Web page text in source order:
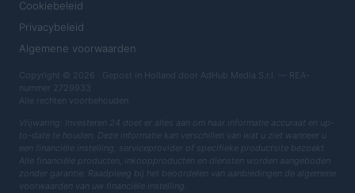
Cookiebeleid
Privacybeleid
Algemene voorwaarden
Copyright © 2026 · Gepost in Holland door AdHub Media S.r.l. — REA-
nummer 2729933
Alle rechten voorbehouden
Vrijwaring: Investeren 24 doet er alles aan om haar informatie accuraat en up-
to-date te houden. Deze informatie kan verschillen van wat u ziet wanneer u
een financiële instelling, serviceprovider of specifieke productsite bezoekt.
Alle financiële producten, inkoopproducten en diensten worden aangeboden
zonder garantie. Raadpleeg bij het beoordelen van aanbiedingen de algemene
voorwaarden van uw financiële instelling.